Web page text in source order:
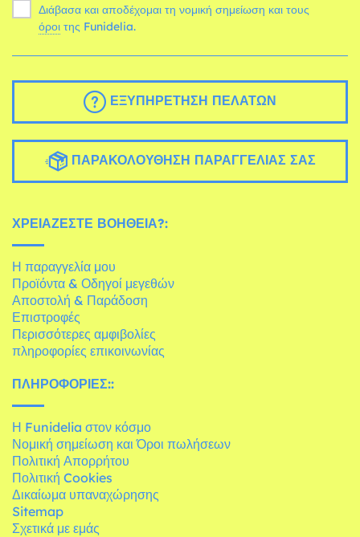
Διάβασα και αποδέχομαι τη νομική σημείωση και τους
όροι της Funidelia.
ΕΞΥΠΗΡΈΤΗΣΗ ΠΕΛΑΤΏΝ
ΠΑΡΑΚΟΛΟΎΘΗΣΗ ΠΑΡΑΓΓΕΛΊΑΣ ΣΑΣ
ΧΡΕΙΆΖΕΣΤΕ ΒΟΉΘΕΙΑ?:
Η παραγγελία μου
Προϊόντα & Οδηγοί μεγεθών
Αποστολή & Παράδοση
Επιστροφές
Περισσότερες αμφιβολίες
πληροφορίες επικοινωνίας
ΠΛΗΡΟΦΟΡΊΕΣ::
Η Funidelia στον κόσμο
Νομική σημείωση και Όροι πωλήσεων
Πολιτική Απορρήτου
Πολιτική Cookies
Δικαίωμα υπαναχώρησης
Sitemap
Σχετικά με εμάς